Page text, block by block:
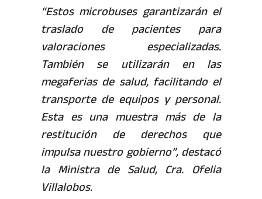
“Estos microbuses garantizarán el
traslado de pacientes para
valoraciones especializadas.
También se utilizarán en las
megaferias de salud, facilitando el
transporte de equipos y personal.
Esta es una muestra más de la
restitución de derechos que
impulsa nuestro gobierno”, destacó
la Ministra de Salud, Cra. Ofelia
Villalobos.